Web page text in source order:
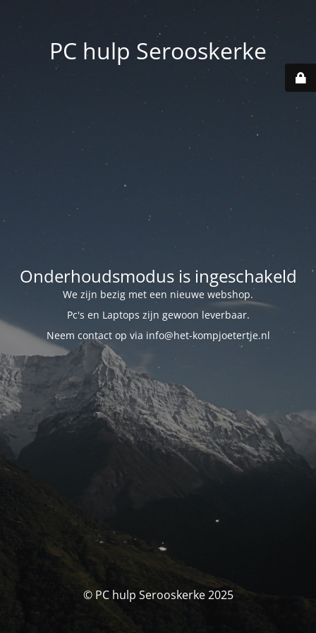
PC hulp Serooskerke
Onderhoudsmodus is ingeschakeld
We zijn bezig met een nieuwe webshop.
Pc's en Laptops zijn gewoon leverbaar.
Neem contact op via info@het-kompjoetertje.nl
© PC hulp Serooskerke 2025